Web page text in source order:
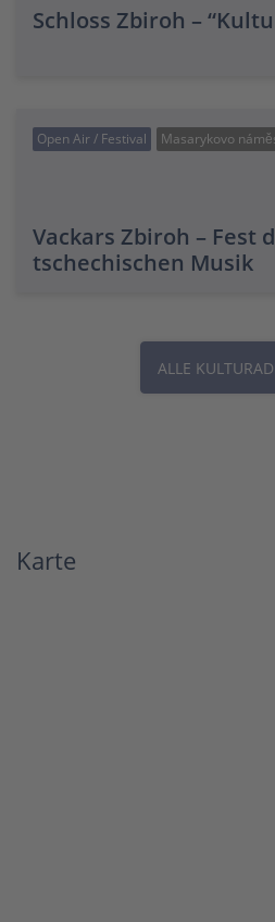
Schloss Zbiroh –
Open Air / Festival Masarykovo
Vackars Zbiroh – Fest
tschechischen Musik
ALLE
Karte